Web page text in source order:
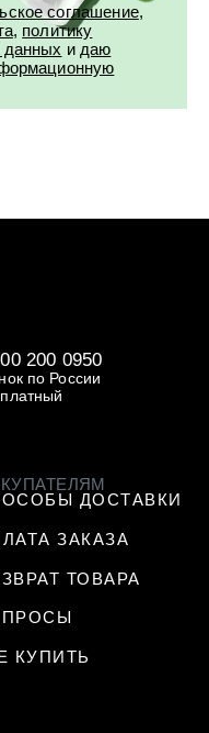
соглашение,
, политику
данных и даю
200 0950
по России
ДОСТАВКИ
ЗАКАЗА
ТОВАРА
КУПИТЬ